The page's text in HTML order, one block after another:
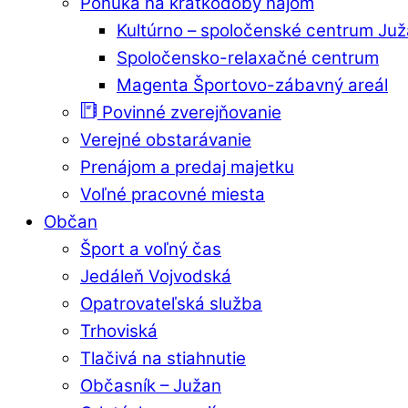
Kultúrno – spoločenské centrum
Spoločensko-relaxačné centrum
Magenta Športovo-zábavný areál
Povinné zverejňovanie
Verejné obstarávanie
Prenájom a predaj majetku
Voľné pracovné miesta
Občan
Šport a voľný čas
Jedáleň Vojvodská
Opatrovateľská služba
Trhoviská
Tlačivá na stiahnutie
Občasník – Južan